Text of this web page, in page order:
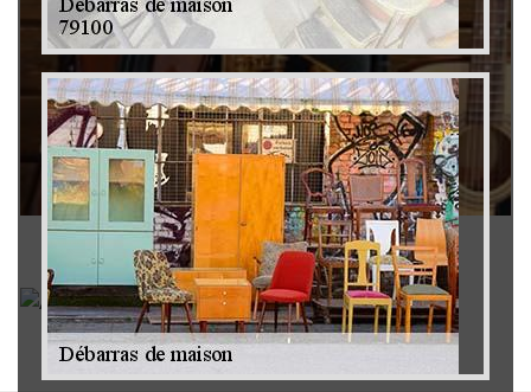
Rachat instrument de musique 79
Achat antiquité 79